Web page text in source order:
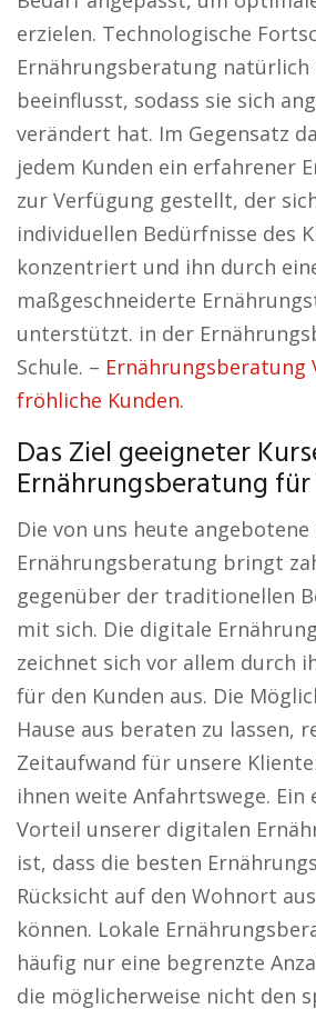
erzielen. Technologische
Ernährungsberatung natürlich
beeinflusst, sodass sie sich
verändert hat. Im Gegensatz
jedem Kunden ein erfahrener
zur Verfügung gestellt, der
individuellen Bedürfnisse des
konzentriert und ihn durch
maßgeschneiderte
unterstützt. in der
Schule. – Ernährungsberatung
fröhliche Kunden.
Das Ziel geeigneter
Ernährungsberatung
Die von uns heute
Ernährungsberatung bringt
gegenüber der traditionellen
mit sich. Die digitale
zeichnet sich vor allem durch
für den Kunden aus. Die
Hause aus beraten zu lassen,
Zeitaufwand für unsere
ihnen weite Anfahrtswege. Ein
Vorteil unserer digitalen
ist, dass die besten
Rücksicht auf den Wohnort
können. Lokale
häufig nur eine begrenzte
die möglicherweise nicht den